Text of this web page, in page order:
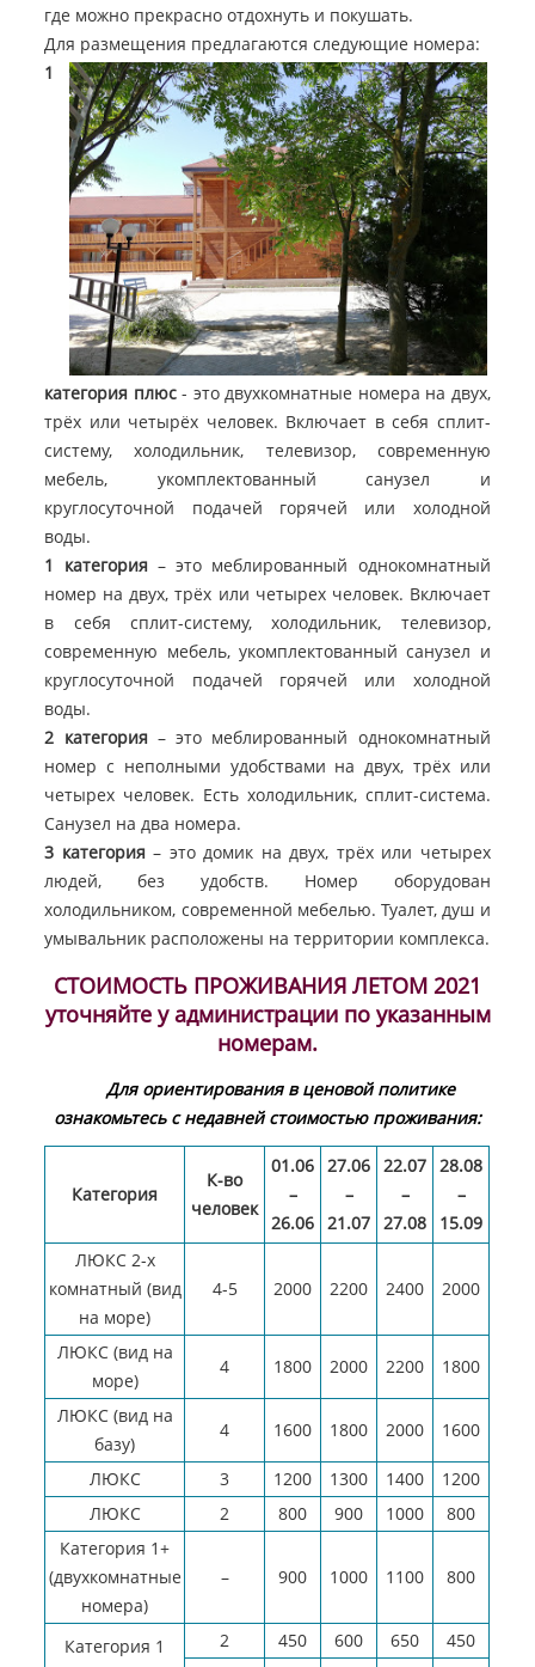
где можно прекрасно отдохнуть и покушать.
Для размещения предлагаются следующие номера:
1
категория плюс- это двухкомнатные номера на двух,
трёх или четырёх человек. Включает в себя сплит-
систему, холодильник, телевизор, современную
мебель, укомплектованный санузел и
круглосуточной подачей горячей или холодной
воды.
​1 категория– это меблированный однокомнатный
номер на двух, трёх или четырех человек. Включает
в себя сплит-систему, холодильник, телевизор,
современную мебель, укомплектованный санузел и
круглосуточной подачей горячей или холодной
воды.
2 категория– это меблированный однокомнатный
номер с неполными удобствами на двух, трёх или
четырех человек. Есть холодильник, сплит-система.
Санузел на два номера.
3 категория– это домик на двух, трёх или четырех
людей, без удобств. Номер оборудован
холодильником, современной мебелью. Туалет, душ и
умывальник расположены на территории комплекса.
СТОИМОСТЬ ПРОЖИВАНИЯ ЛЕТОМ 2021
уточняйте у администрации по указанным
номерам.
Для ориентирования в ценовой политике
ознакомьтесь с недавней стоимостью проживания:
Категория
К-во
человек
01.06
–
26.06
27.06
–
21.07
22.07
–
27.08
28.08
–
15.09
ЛЮКС 2-х
комнатный (вид
на море)
4-5 2000 2200 2400 2000
ЛЮКС (вид на
море)
4 1800 2000 2200 1800
ЛЮКС (вид на
базу)
4 1600 1800 2000 1600
ЛЮКС 3 1200 1300 1400
1200
ЛЮКС
2 800 900 1000
800
Категория 1+
(двухкомнатные
номера)
– 900 1000 1100 800
Категория 1
2 450 600 650
450